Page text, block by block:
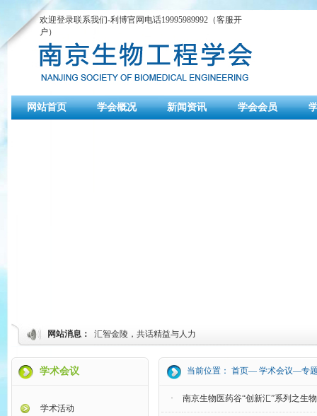
欢迎登录联系我们-利博官网电话19995989992（客服开
户）
网站首页 学会概况 新闻资讯 学会会员
网站消息： 汇智金陵，共话精益与人力
学术会议
学术活动
当前位置： 首页— 学术会议—专
· 南京生物医药谷“创新汇”系列之生